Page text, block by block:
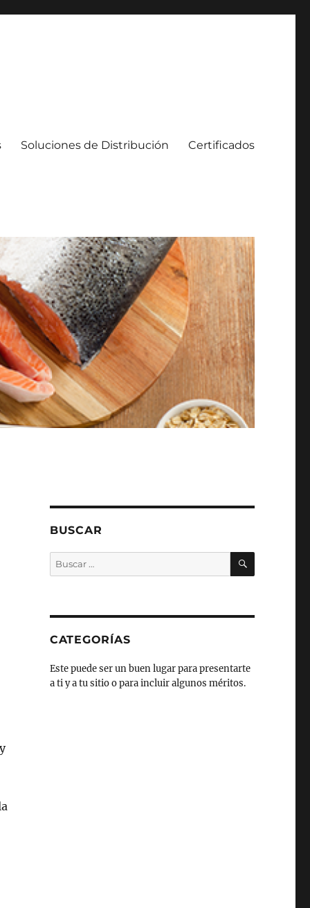
Soluciones de Distribución Certificados
BUSCAR
Buscar
por:
BUSCAR
CATEGORÍAS
Este puede ser un buen lugar para presentarte
a ti y a tu sitio o para incluir algunos méritos.